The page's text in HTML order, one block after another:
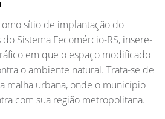
sítio de implantação do
Sistema Fecomércio-RS, insere-
em que o espaço modificado
o ambiente natural. Trata-se de
malha urbana, onde o município
com sua região metropolitana.